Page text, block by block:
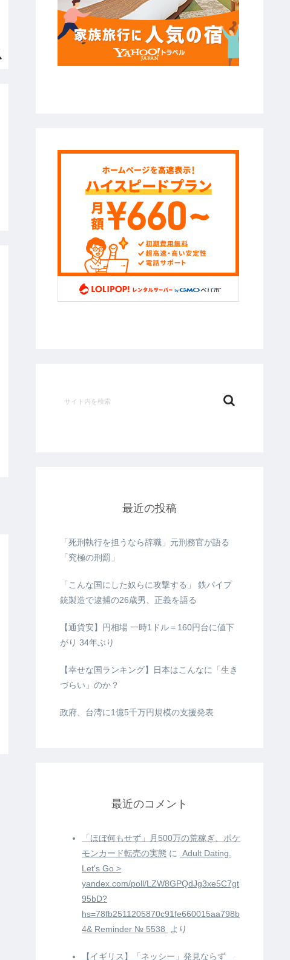
最近の投稿
「死刑執行を担うなら辞職」元刑務官が語る
「究極の刑罰」
「こんな国にした奴らに攻撃する」 鉄パイプ
銃製造で逮捕の26歳男、正義を語る
【通貨安】円相場 一時1ドル＝160円台に値下
がり 34年ぶり
【幸せな国ランキング】日本はこんなに「生き
づらい」のか？
政府、台湾に1億5千万円規模の支援発表
最近のコメント
「ほぼ何もせず」月500万の荒稼ぎ、ポケ
モンカード転売の実態 に
️ Adult Dating.
Let's Go >
yandex.com/poll/LZW8GPQdJg3xe5C7gt
95bD?
hs=78fb2511205870c91fe660015aa798b
4& Reminder № 5538 ️
より
【イギリス】「ネッシー」発見ならず